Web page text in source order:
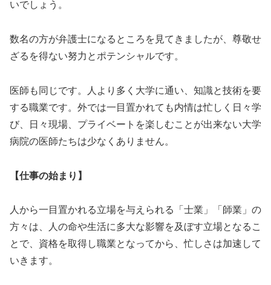
いでしょう。
数名の方が弁護士になるところを見てきましたが、尊敬せ
ざるを得ない努力とポテンシャルです。
医師も同じです。人より多く大学に通い、知識と技術を要
する職業です。外では一目置かれても内情は忙しく日々学
び、日々現場、プライベートを楽しむことが出来ない大学
病院の医師たちは少なくありません。
【仕事の始まり】
人から一目置かれる立場を与えられる「士業」「師業」の
方々は、人の命や生活に多大な影響を及ぼす立場となるこ
とで、資格を取得し職業となってから、忙しさは加速して
いきます。